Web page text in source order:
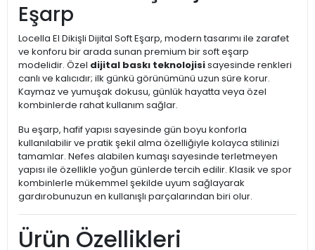
Eşarp
Locella El Dikişli Dijital Soft Eşarp, modern tasarımı ile zarafet
ve konforu bir arada sunan premium bir soft eşarp
modelidir. Özel dijital baskı teknolojisisayesinde renkleri
canlı ve kalıcıdır; ilk günkü görünümünü uzun süre korur.
Kaymaz ve yumuşak dokusu, günlük hayatta veya özel
kombinlerde rahat kullanım sağlar.
Bu eşarp, hafif yapısı sayesinde gün boyu konforla
kullanılabilir ve pratik şekil alma özelliğiyle kolayca stilinizi
tamamlar. Nefes alabilen kumaşı sayesinde terletmeyen
yapısı ile özellikle yoğun günlerde tercih edilir. Klasik ve spor
kombinlerle mükemmel şekilde uyum sağlayarak
gardırobunuzun en kullanışlı parçalarından biri olur.
Ürün Özellikleri